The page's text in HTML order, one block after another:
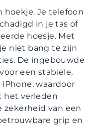
hoekje. Je telefoon
in je tas of
hoesje. Met
niet bang te zijn
De ingebouwde
een stabiele,
waardoor
het verleden
zekerheid van een
grip en